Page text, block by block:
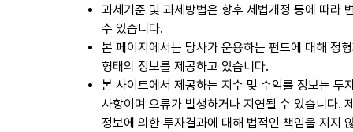
과세기준 및 과세방법은 향후 세법개정 등에 따라
수 있습니다.
본 페이지에서는 당사가 운용하는 펀드에 대해 정
형태의 정보를 제공하고 있습니다.
본 사이트에서 제공하는 지수 및 수익률 정보는 투
사항이며 오류가 발생하거나 지연될 수 있습니다.
정보에 의한 투자결과에 대해 법적인 책임을 지지